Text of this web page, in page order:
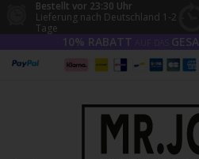
Bestellt vor 23:30 Uhr
Lieferung nach Deutschland 1-2
Tage
10% RABATT